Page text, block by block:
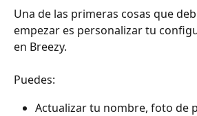
Una de las primeras cosas que
empezar es personalizar tu
en Breezy.
Puedes:
Actualizar tu nombre, foto de